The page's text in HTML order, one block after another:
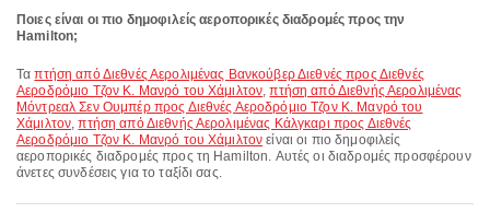
Ποιες είναι οι πιο δημοφιλείς αεροπορικές διαδρομές προς την
Hamilton;
Ταπτήση από Διεθνές Αερολιμένας Βανκούβερ Διεθνές προς Διεθνές
Αεροδρόμιο Τζον Κ. Μανρό του Χάμιλτον,πτήση από Διεθνής Αερολιμένας
Μόντρεαλ Σεν Ουμπέρ προς Διεθνές Αεροδρόμιο Τζον Κ. Μανρό του
Χάμιλτον,πτήση από Διεθνής Αερολιμένας Κάλγκαρι προς Διεθνές
Αεροδρόμιο Τζον Κ. Μανρό του Χάμιλτον είναι οι πιο δημοφιλείς
αεροπορικές διαδρομές προς τη Hamilton. Αυτές οι διαδρομές προσφέρουν
άνετες συνδέσεις για το ταξίδι σας.